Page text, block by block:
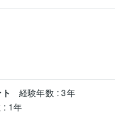
経験年数 : 3年
: 1年